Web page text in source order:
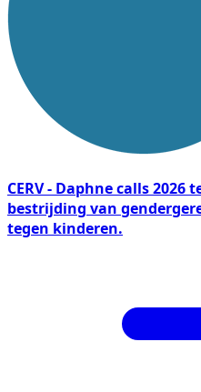
CERV - Daphne calls 2026
bestrijding van
tegen kinderen.